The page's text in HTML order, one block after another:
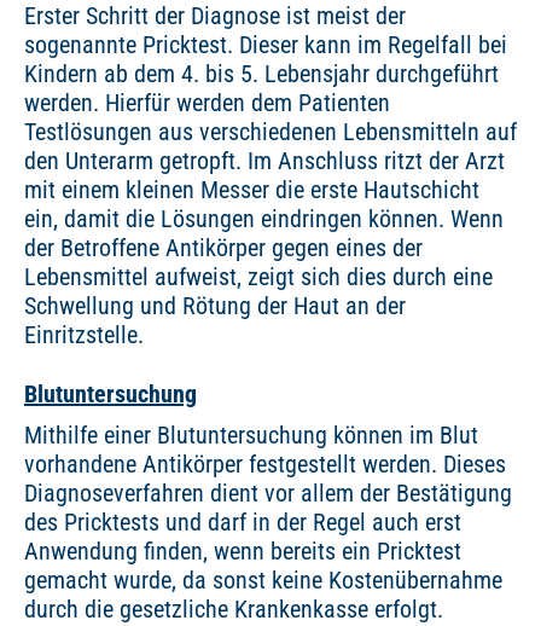
Erster Schritt der Diagnose ist meist der
sogenannte Pricktest. Dieser kann im Regelfall bei
Kindern ab dem 4. bis 5. Lebensjahr durchgeführt
werden. Hierfür werden dem Patienten
Testlösungen aus verschiedenen Lebensmitteln auf
den Unterarm getropft. Im Anschluss ritzt der Arzt
mit einem kleinen Messer die erste Hautschicht
ein, damit die Lösungen eindringen können. Wenn
der Betroffene Antikörper gegen eines der
Lebensmittel aufweist, zeigt sich dies durch eine
Schwellung und Rötung der Haut an der
Einritzstelle.
Blutuntersuchung
Mithilfe einer Blutuntersuchung können im Blut
vorhandene Antikörper festgestellt werden. Dieses
Diagnoseverfahren dient vor allem der Bestätigung
des Pricktests und darf in der Regel auch erst
Anwendung finden, wenn bereits ein Pricktest
gemacht wurde, da sonst keine Kostenübernahme
durch die gesetzliche Krankenkasse erfolgt.